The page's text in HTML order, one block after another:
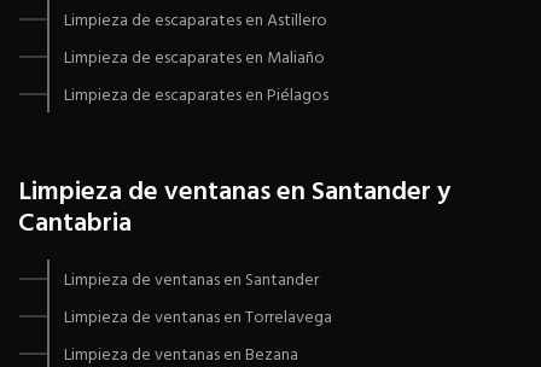
Limpieza de escaparates en Astillero
Limpieza de escaparates en Maliaño
Limpieza de escaparates en Piélagos
Limpieza de ventanas en Santander y
Cantabria
Limpieza de ventanas en Santander
Limpieza de ventanas en Torrelavega
Limpieza de ventanas en Bezana